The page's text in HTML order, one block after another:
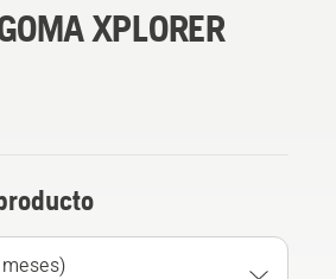
XPLORER